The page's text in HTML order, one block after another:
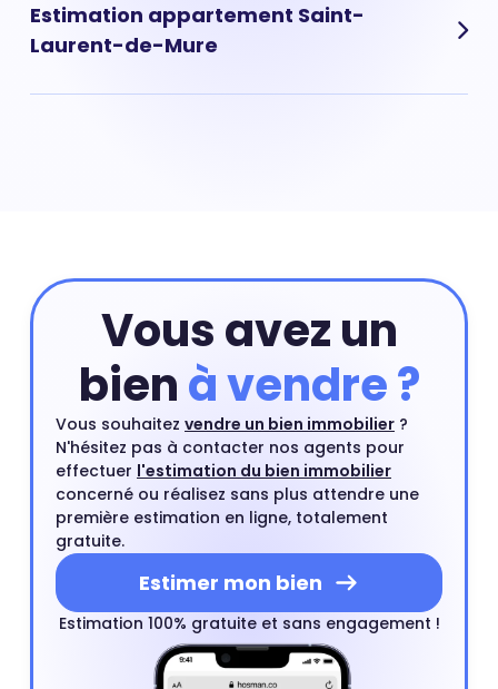
également en fonction des quartiers de la Saint-
Laurent-de-Mure . Prix appartement Saint-Laurent-de-
Estimation appartement Saint-
Laurent-de-Mure
Vous avez un
bienà vendre ?
Vous souhaitez vendre un bien immobilier ?
N'hésitez pas à contacter nos agents pour
effectuer l'estimation du bien immobilier
concerné ou réalisez sans plus attendre une
première estimation en ligne, totalement
gratuite.
Estimer mon bien
Estimation 100% gratuite et sans engagement !